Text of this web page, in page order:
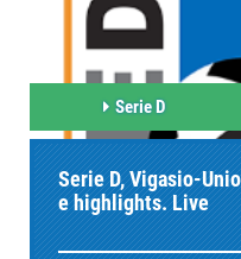
Serie D
Serie D, Vigasio-
e highlights. Live